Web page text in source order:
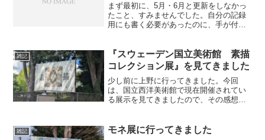
まず最初に、5月・6月と更新をしなかっ
たこと、すみませんでした。自分の記録
用にも書く必要があったのに、手が付け
など問題があったものの、記事を書くこ
とに充てられる時間はあ...
雑記
『スウェーデン国立美術館 素描
コレクション展』を見てきました
少し前に上野に行ってきました。今回
は、国立西洋美術館で現在開催されてい
る展示を見てきましたので、その感想を
術館 素描コレクション展』となりま
す。以下に公式Webサイトの...
雑記 モネ展に行ってきました